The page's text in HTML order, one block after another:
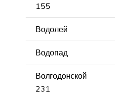
155
Водолей
Водопад
Волгодонской
231